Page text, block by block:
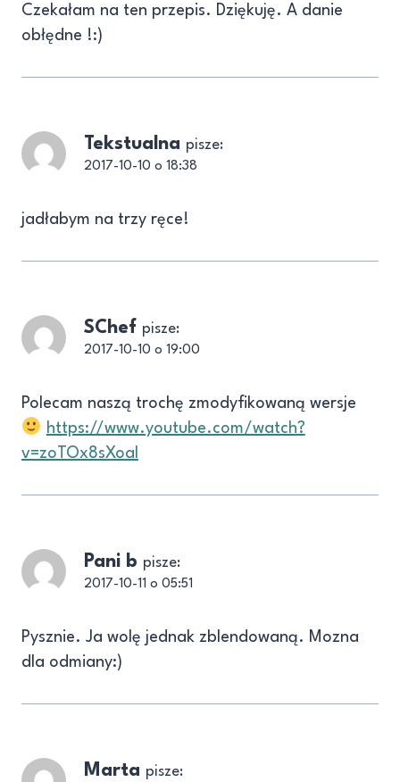
Czekałam na ten przepis. Dziękuję. A danie
obłędne !:)
Tekstualna pisze:
2017-10-10 o 18:38
jadłabym na trzy ręce!
SChef pisze:
2017-10-10 o 19:00
Polecam naszą trochę zmodyfikowaną wersje
https://www.youtube.com/watch?
v=zoTOx8sXoaI
Pani b pisze:
2017-10-11 o 05:51
Pysznie. Ja wolę jednak zblendowaną. Mozna
dla odmiany:)
Marta pisze: